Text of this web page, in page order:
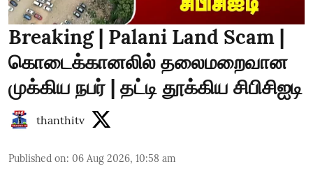
Breaking | Palani Land Scam |
கொடைக்கானலில் தலைமறைவான
முக்கிய நபர் | தட்டி தூக்கிய சிபிசிஐடி
thanthitv
Published on: 06 Aug 2026, 10:58 am